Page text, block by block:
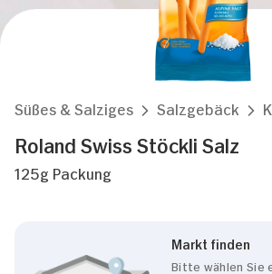
Süßes & Salziges Salzgebäck
Roland Swiss Stöckli Salz
125g Packung
Markt finden
Bitte wählen Sie